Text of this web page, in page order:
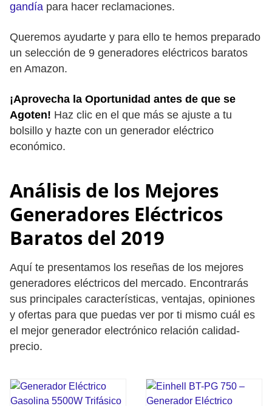
gandía para hacer reclamaciones.
Queremos ayudarte y para ello te hemos preparado
un selección de 9 generadores eléctricos baratos
en Amazon.
¡Aprovecha la Oportunidad antes de que se
Agoten! Haz clic en el que más se ajuste a tu
bolsillo y hazte con un generador eléctrico
económico.
Análisis de los Mejores
Generadores Eléctricos
Baratos del 2019
Aquí te presentamos los reseñas de los mejores
generadores eléctricos del mercado. Encontrarás
sus principales características, ventajas, opiniones
y ofertas para que puedas ver por ti mismo cuál es
el mejor generador electrónico relación calidad-
precio.